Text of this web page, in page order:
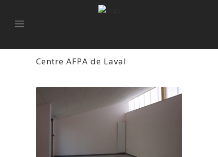
Centre AFPA de Laval